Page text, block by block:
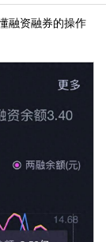
融资融券的操作